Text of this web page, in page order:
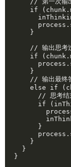
if
inThinking
}
// 输出思考
if
}
// 输出最终
else if
// 思考结束，
if
}
}
}
}